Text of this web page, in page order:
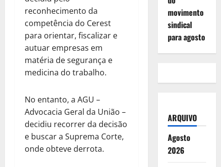
reconhecimento da
competência do Cerest
para orientar, fiscalizar e
autuar empresas em
matéria de segurança e
medicina do trabalho.
No entanto, a AGU –
Advocacia Geral da União –
decidiu recorrer da decisão
e buscar a Suprema Corte,
onde obteve derrota.
movimento
sindical
para agosto
ARQUIVO
Agosto
2026